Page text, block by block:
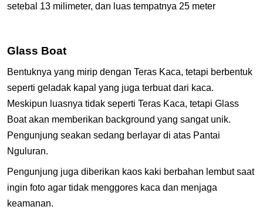
setebal 13 milimeter, dan luas tempatnya 25 meter
Glass Boat
Bentuknya yang mirip dengan Teras Kaca, tetapi berbentuk
seperti geladak kapal yang juga terbuat dari kaca.
Meskipun luasnya tidak seperti Teras Kaca, tetapi Glass
Boat akan memberikan background yang sangat unik.
Pengunjung seakan sedang berlayar di atas Pantai
Nguluran.
Pengunjung juga diberikan kaos kaki berbahan lembut saat
ingin foto agar tidak menggores kaca dan menjaga
keamanan.